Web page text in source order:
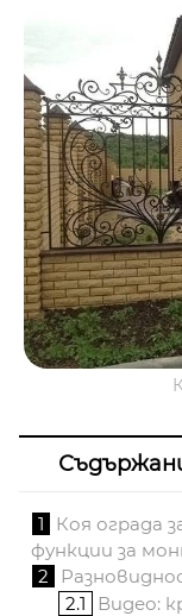
1
Коя ограда
функции за
2
2.1
Видео: